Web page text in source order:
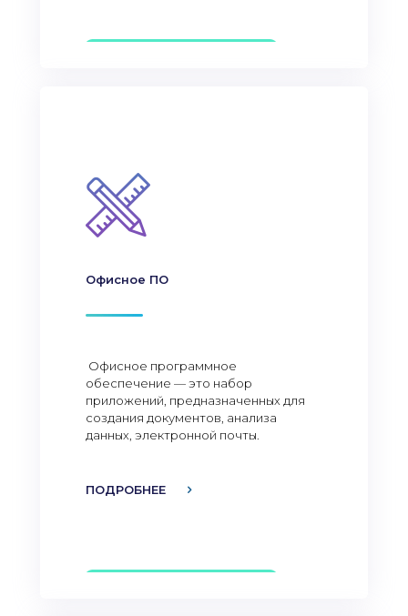
Офисное ПО
Офисное программное
обеспечение — это набор
приложений, предназначенных для
создания документов, анализа
данных, электронной почты.
ПОДРОБНЕЕ